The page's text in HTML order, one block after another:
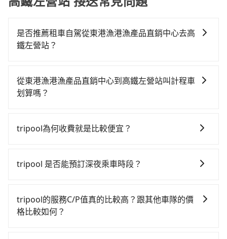
是否推薦租車自駕從東港漁港漁產品直銷中心去高
鐵左營站？
時不需要閉目養神（因為要自己開車），最重要的是你
當天就要來回，那在屏東路邊可隨租隨借的iRent應該是
漁港漁產品直銷中心到高鐵左營站的花費預估為
40元路邊停車費用預估進去，但額外的汽車保險與可能
的車款，如果人數超過四位，更是沒有較大的七人座或
九人座可供選擇，而且無人租車最令人詬病的就是車
從東港漁港漁產品直銷中心到高鐵左營站叫計程車
划算嗎？
灣大車隊和Yoxi，如果在路邊攔不到車，也可考慮打電
830~1,200元間。不過屏東縣僅有合法計程車約370輛，
車司機不按錶計費，約有29%會採現場議價，建議最好
先上網預約，以免當場被坑受騙。雖然東港漁港漁產品
tripool為何收費就是比較便宜？
一次使用tripool的會擔心價格比市價便宜不少，是不是
淘汰顧客評分較低的司機，且車輛均要求5年內新車，司
機也絕對不會在車內吸煙，於新冠肺炎期間也絕對全程
tripool 是否能預訂深夜乘車時段？
tripool的服務C/P值真的比較高？跟其他車隊的價
格比較如何？